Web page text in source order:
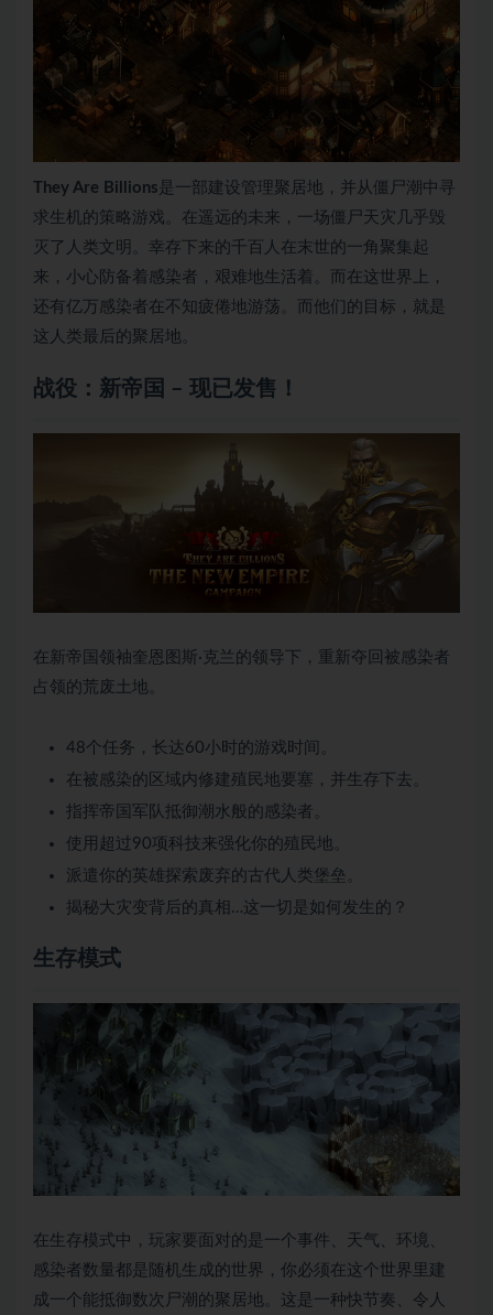
They Are Billions是一部建设管理聚居地，并从僵尸潮中寻
求生机的策略游戏。在遥远的未来，一场僵尸天灾几乎毁
灭了人类文明。幸存下来的千百人在末世的一角聚集起
来，小心防备着感染者，艰难地生活着。而在这世界上，
还有亿万感染者在不知疲倦地游荡。而他们的目标，就是
这人类最后的聚居地。
战役：新帝国 – 现已发售！
在新帝国领袖奎恩图斯·克兰的领导下，重新夺回被感染者
占领的荒废土地。
48个任务，长达60小时的游戏时间。
在被感染的区域内修建殖民地要塞，并生存下去。
指挥帝国军队抵御潮水般的感染者。
使用超过90项科技来强化你的殖民地。
派遣你的英雄探索废弃的古代人类堡垒。
揭秘大灾变背后的真相…这一切是如何发生的？
生存模式
在生存模式中，玩家要面对的是一个事件、天气、环境、
感染者数量都是随机生成的世界，你必须在这个世界里建
成一个能抵御数次尸潮的聚居地。这是一种快节奏、令人